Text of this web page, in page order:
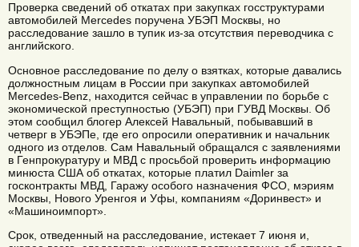
Проверка сведений об откатах при закупках госструктурами
автомобилей Mercedes поручена УБЭП Москвы, но
расследование зашло в тупик из-за отсутствия переводчика с
английского.
Основное расследование по делу о взятках, которые давались
должностным лицам в России при закупках автомобилей
Mercedes-Benz, находится сейчас в управлении по борьбе с
экономической преступностью (УБЭП) при ГУВД Москвы. Об
этом сообщил блогер Алексей Навальный, побывавший в
четверг в УБЭПе, где его опросили оперативник и начальник
одного из отделов. Сам Навальный обращался с заявлениями
в Генпрокуратуру и МВД с просьбой проверить информацию
минюста США об откатах, которые платил Daimler за
госконтракты МВД, Гаражу особого назначения ФСО, мэриям
Москвы, Нового Уренгоя и Уфы, компаниям «Доринвест» и
«Машиноимпорт».
Срок, отведенный на расследование, истекает 7 июня и,